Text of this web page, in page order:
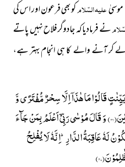
موسیٰعلیہ السّلامکو بھی فرعوناور اس کی
نے فرمادیا کہ جادوگر فلاح نہیں پاتے
کر آنے والے کا ہی انجام بہتر ہے،
قَالُوْا مَا هٰذَاۤ اِلَّا سِحْرٌ مُّفْتَرًى وَّ
۳۶) وَ قَالَ مُوْسٰى رَبِّیْۤ اَعْلَمُ بِمَنْ جَآءَ
لَهٗ عَاقِبَةُ الدَّارِؕ-اِنَّهٗ لَا یُفْلِحُ
۳۷)